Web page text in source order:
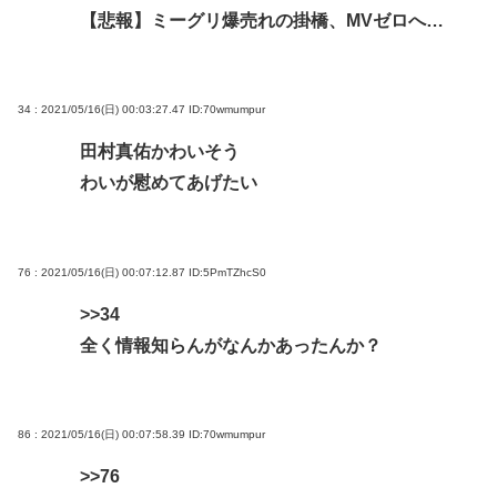
【悲報】ミーグリ爆売れの掛橋、MVゼロへ…
34 : 2021/05/16(日) 00:03:27.47 ID:70wmumpur
田村真佑かわいそう
わいが慰めてあげたい
76 : 2021/05/16(日) 00:07:12.87 ID:5PmTZhcS0
>>34
全く情報知らんがなんかあったんか？
86 : 2021/05/16(日) 00:07:58.39 ID:70wmumpur
>>76